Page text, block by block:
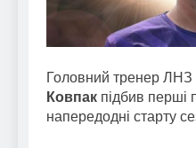
Головний тренер ЛНЗ
Ковпак підбив перші
напередодні старту